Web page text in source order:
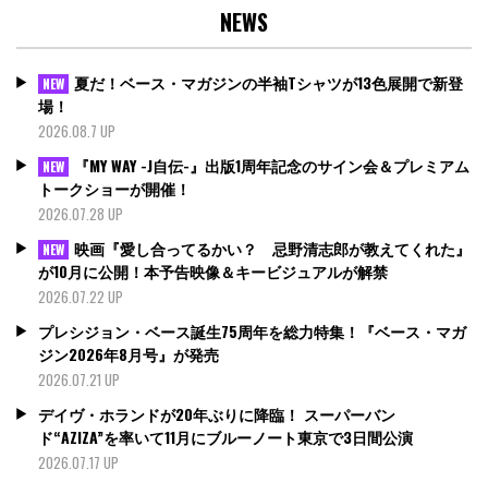
NEWS
NEW 夏だ！ベース・マガジンの半袖Tシャツが13色展開で新登
場！
2026.08.7 UP
NEW
『MY WAY -J自伝-』出版1周年記念のサイン会＆プレミアム
トークショーが開催！
2026.07.28 UP
NEW 映画『愛し合ってるかい？ 忌野清志郎が教えてくれた』
が10月に公開！本予告映像＆キービジュアルが解禁
2026.07.22 UP
プレシジョン・ベース誕生75周年を総力特集！『ベース・マガ
ジン2026年8月号』が発売
2026.07.21 UP
デイヴ・ホランドが20年ぶりに降臨！ スーパーバン
ド“AZIZA”を率いて11月にブルーノート東京で3日間公演
2026.07.17 UP